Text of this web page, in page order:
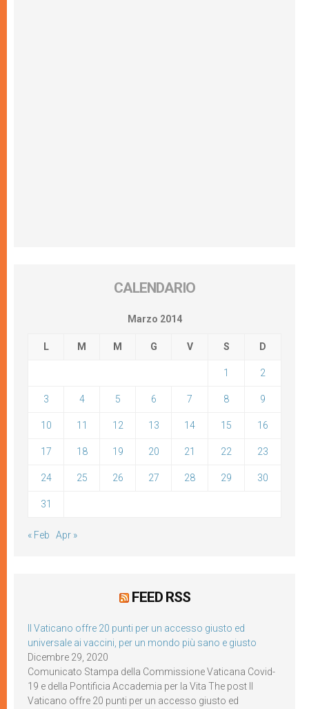
CALENDARIO
Marzo 2014
L M M G V S D
1 2
3 4 5 6 7 8 9
10 11 12 13 14 15 16
17 18 19 20 21 22 23
24 25 26 27 28 29 30
31
« Feb Apr »
FEED RSS
Il Vaticano offre 20 punti per un accesso giusto ed
universale ai vaccini, per un mondo più sano e giusto
Dicembre 29, 2020
Comunicato Stampa della Commissione Vaticana Covid-
19 e della Pontificia Accademia per la Vita The post Il
Vaticano offre 20 punti per un accesso giusto ed